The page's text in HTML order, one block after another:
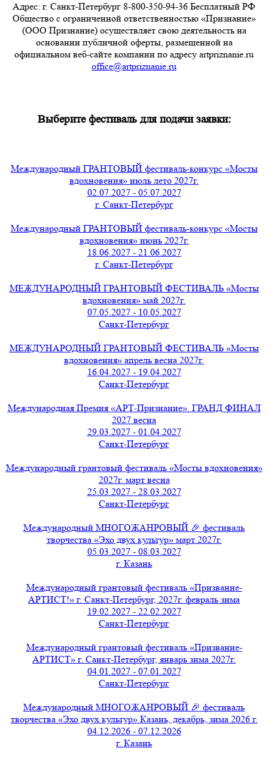
Адрес: г. Санкт-Петербург 8-800-350-94-36 Бесплатный РФ
Общество с ограниченной ответственностью «Признание»
(ООО Признание) осуществляет свою деятельность на
основании публичной оферты, размещенной на
официальном веб-сайте компании по адресу artpriznanie.ru
office@artpriznanie.ru
Выберите фестиваль для подачи заявки:
Международный ГРАНТОВЫЙ фестиваль-конкурс «Мосты
вдохновения» июль лето 2027г.
02.07.2027 - 05.07.2027
г. Санкт-Петербург
Международный ГРАНТОВЫЙ фестиваль-конкурс «Мосты
вдохновения» июнь 2027г.
18.06.2027 - 21.06.2027
г. Санкт-Петербург
МЕЖДУНАРОДНЫЙ ГРАНТОВЫЙ ФЕСТИВАЛЬ «Мосты
вдохновения» май 2027г.
07.05.2027 - 10.05.2027
Санкт-Петербург
МЕЖДУНАРОДНЫЙ ГРАНТОВЫЙ ФЕСТИВАЛЬ «Мосты
вдохновения» апрель весна 2027г.
16.04.2027 - 19.04.2027
Санкт-Петербург
Международная Премия «АРТ-Признание». ГРАНД ФИНАЛ
2027 весна
29.03.2027 - 01.04.2027
Санкт-Петербург
Международный грантовый фестиваль «Мосты вдохновения»
2027г. март весна
25.03.2027 - 28.03.2027
Санкт-Петербург
Международный МНОГОЖАНРОВЫЙ 🎉 фестиваль
творчества «Эхо двух культур» март 2027г.
05.03.2027 - 08.03.2027
г. Казань
Международный грантовый фестиваль «Призвание-
АРТИСТ!» г. Санкт-Петербург, 2027г. февраль зима
19.02.2027 - 22.02.2027
Санкт-Петербург
Международный грантовый фестиваль «Призвание-
АРТИСТ» г. Санкт-Петербург, январь зима 2027г.
04.01.2027 - 07.01.2027
Санкт-Петербург
Международный МНОГОЖАНРОВЫЙ 🎉 фестиваль
творчества «Эхо двух культур» Казань, декабрь, зима 2026 г.
04.12.2026 - 07.12.2026
г. Казань